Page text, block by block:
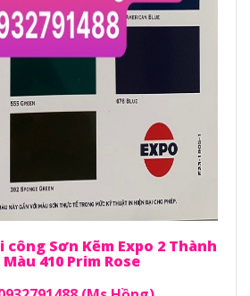
Sơn Kẽm Expo 2 Thành
410 Prim Rose